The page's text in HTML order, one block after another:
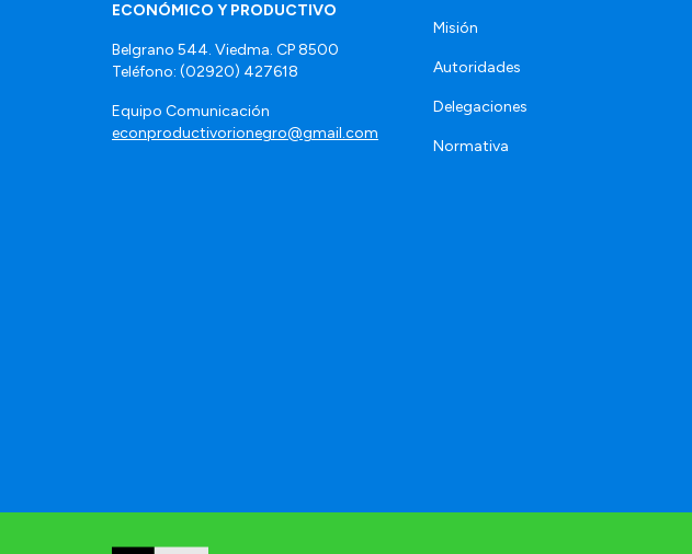
ECONÓMICO Y PRODUCTIVO
Belgrano 544. Viedma. CP 8500
Teléfono: (02920) 427618
Equipo Comunicación
econproductivorionegro@gmail.com
Misión
Autoridades
Delegaciones
Normativa